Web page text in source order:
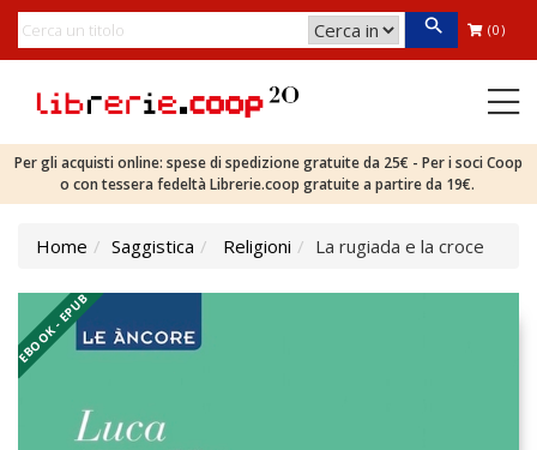
(0)
Per gli acquisti online: spese di spedizione gratuite da 25€ - Per i soci Coop
o con tessera fedeltà Librerie.coop gratuite a partire da 19€.
Home Saggistica Religioni La rugiada e la croce
EBOOK - EPUB